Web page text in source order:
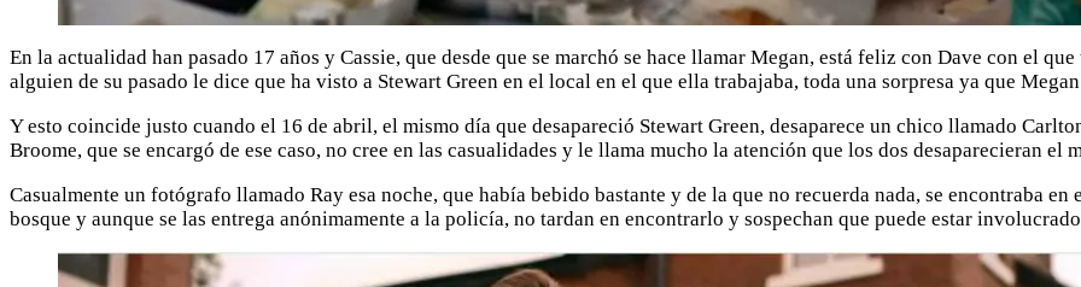
En la actualidad han pasado 17 años y Cassie, que desde que se marchó se hace llamar Megan, está feliz con Dave con el
alguien de su pasado le dice que ha visto a Stewart Green en el local en el que ella trabajaba, toda una sorpresa ya que
Y esto coincide justo cuando el 16 de abril, el mismo día que desapareció Stewart Green, desaparece un chico llamado
Broome, que se encargó de ese caso, no cree en las casualidades y le llama mucho la atención que los dos desaparecieran el
Casualmente un fotógrafo llamado Ray esa noche, que había bebido bastante y de la que no recuerda nada, se encontraba
bosque y aunque se las entrega anónimamente a la policía, no tardan en encontrarlo y sospechan que puede estar